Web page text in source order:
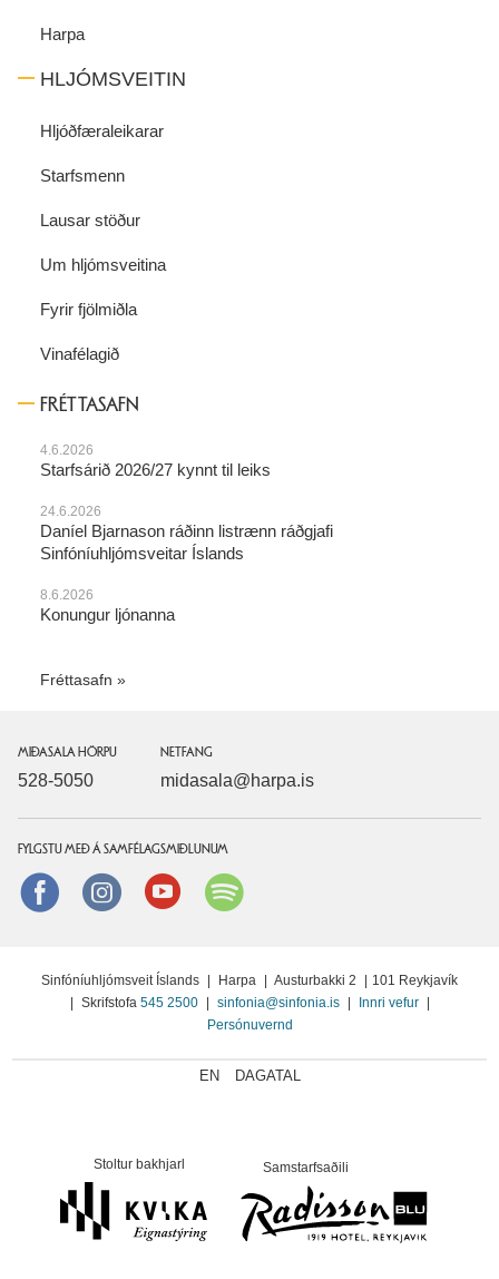
Harpa
HLJÓMSVEITIN
Hljóðfæraleikarar
Starfsmenn
Lausar stöður
Um hljómsveitina
Fyrir fjölmiðla
Vinafélagið
FRÉTTASAFN
4.6.2026
Starfsárið 2026/27 kynnt til leiks
24.6.2026
Daníel Bjarnason ráðinn listrænn ráðgjafi
Sinfóníuhljómsveitar Íslands
8.6.2026
Konungur ljónanna
Fréttasafn
MIÐASALA HÖRPU
528-5050
NETFANG
midasala@harpa.is
FYLGSTU MEÐ Á SAMFÉLAGSMIÐLUNUM
FacebookinstagramYoutube
Sinfóníuhljómsveit Íslands | Harpa | Austurbakki 2 | 101 Reykjavík
| Skrifstofa 545 2500 | sinfonia@sinfonia.is | Innri vefur |
Persónuvernd
EN DAGATAL
Stoltur bakhjarl Samstarfsaðili